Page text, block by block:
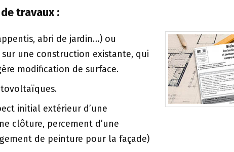
travaux :
abri de jardin…) ou
une construction existante, qui
modification de surface.
initial extérieur d’une
clôture, percement d’une
de peinture pour la façade)